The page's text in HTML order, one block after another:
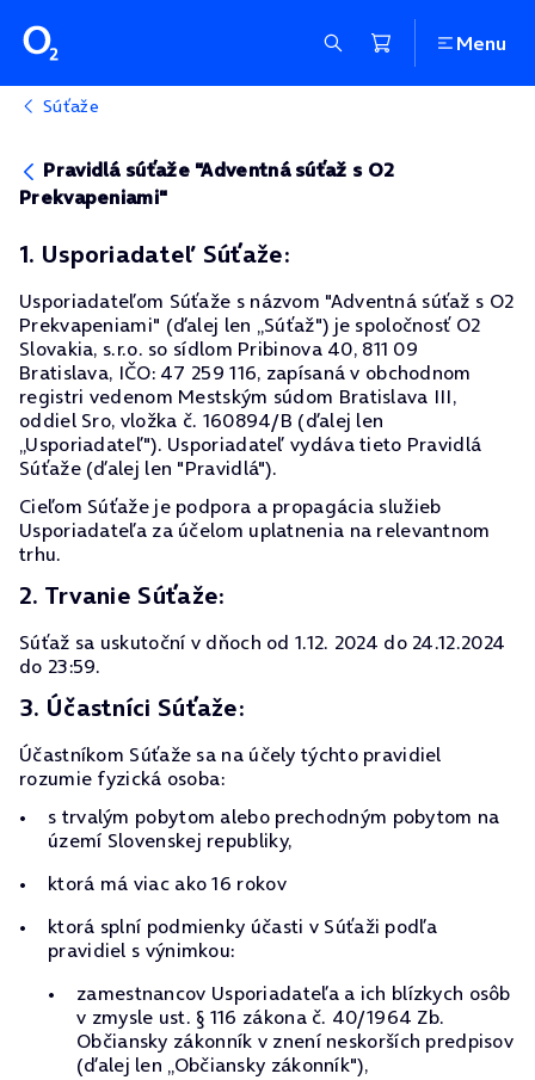
Menu
Súťaže
Pravidlá súťaže "Adventná súťaž s O2
Prekvapeniami"
1. Usporiadateľ Súťaže:
Usporiadateľom Súťaže s názvom "Adventná súťaž s O2
Prekvapeniami" (ďalej len „Súťaž") je spoločnosť O2
Slovakia, s.r.o. so sídlom Pribinova 40, 811 09
Bratislava, IČO: 47 259 116, zapísaná v obchodnom
registri vedenom Mestským súdom Bratislava III,
oddiel Sro, vložka č. 160894/B (ďalej len
„Usporiadateľ"). Usporiadateľ vydáva tieto Pravidlá
Súťaže (ďalej len "Pravidlá").
Cieľom Súťaže je podpora a propagácia služieb
Usporiadateľa za účelom uplatnenia na relevantnom
trhu.
2. Trvanie Súťaže:
Súťaž sa uskutoční v dňoch od 1.12. 2024 do 24.12.2024
do 23:59.
3. Účastníci Súťaže:
Účastníkom Súťaže sa na účely týchto pravidiel
rozumie fyzická osoba:
s trvalým pobytom alebo prechodným pobytom na
území Slovenskej republiky,
ktorá má viac ako 16 rokov
ktorá splní podmienky účasti v Súťaži podľa
pravidiel s výnimkou:
zamestnancov Usporiadateľa a ich blízkych osôb
v zmysle ust. § 116 zákona č. 40/1964 Zb.
Občiansky zákonník v znení neskorších predpisov
(ďalej len „Občiansky zákonník"),